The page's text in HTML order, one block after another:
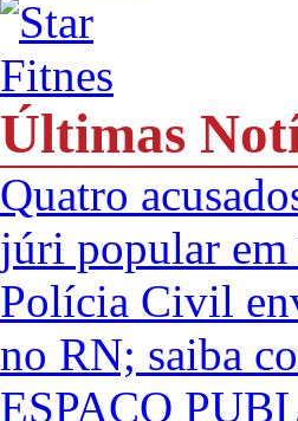
Últimas
Quatro
júri popular em
Polícia Civil
no RN; saiba
ESPAÇO